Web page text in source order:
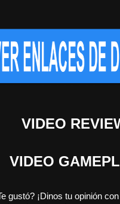
VIDEO
VIDEO
gustó? ¡Dinos tu opinión